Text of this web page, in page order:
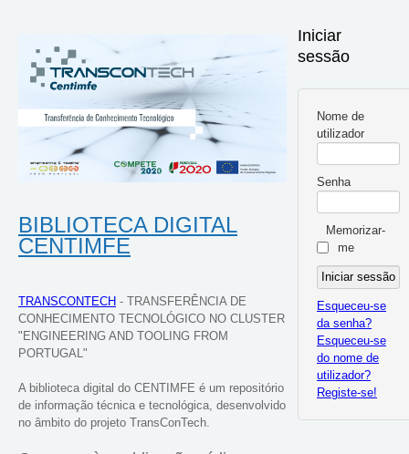
BIBLIOTECA DIGITAL
CENTIMFE
TRANSCONTECH - TRANSFERÊNCIA DE
CONHECIMENTO TECNOLÓGICO NO CLUSTER
"ENGINEERING AND TOOLING FROM
PORTUGAL"
A biblioteca digital do CENTIMFE é um repositório
de informação técnica e tecnológica, desenvolvido
no âmbito do projeto TransConTech.
Iniciar
sessão
Nome de
utilizador
Senha
Memorizar-
me
Esqueceu-se
da senha?
Esqueceu-se
do nome de
utilizador?
Registe-se!